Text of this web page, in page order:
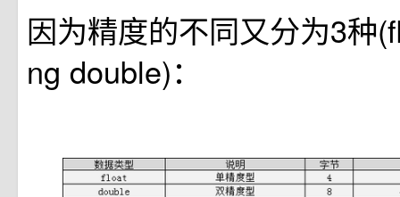
因为精度的不同又分为3种
ng double)：